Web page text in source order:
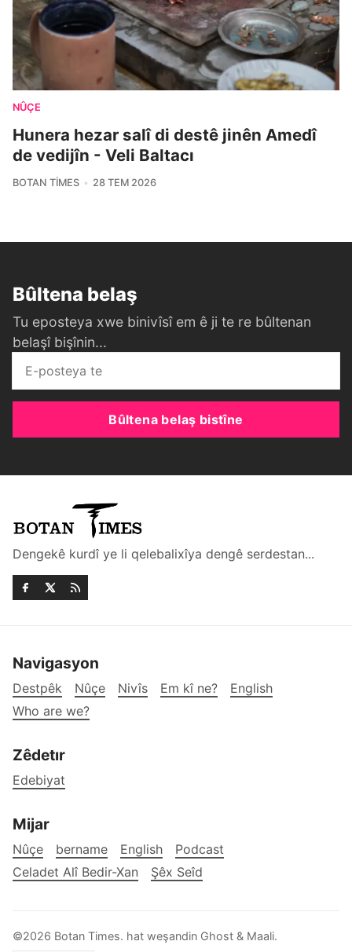
NÛÇE
Hunera hezar salî di destê jinên Amedî
de vedijîn - Veli Baltacı
BOTAN TIMES 28 TEM 2026
Bûltena belaş
Tu eposteya xwe binivîsî em ê ji te re bûltenan
belaşî bişînin...
Bûltena belaş bistîne
Dengekê kurdî ye li qelebalixîya dengê serdestan...
Navigasyon
Destpêk Nûçe Nivîs Em kî ne?
English
Who are we?
Zêdetır
Edebiyat
Mijar
Nûçe bername English
Podcast
Celadet Alî Bedir-Xan
Şêx Seîd
©2026 Botan Times. hat weşandin Ghost & Maali.